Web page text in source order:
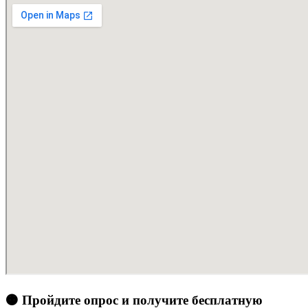
🟠 Пройдите опрос и получите бесплатную